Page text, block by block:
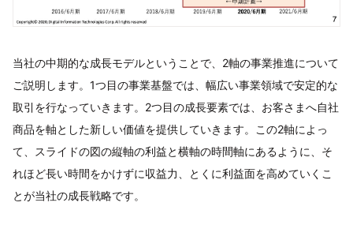
当社の中期的な成長モデルということで、2軸の事業推進について
ご説明します。1つ目の事業基盤では、幅広い事業領域で安定的な
取引を行なっていきます。2つ目の成長要素では、お客さまへ自社
商品を軸とした新しい価値を提供していきます。この2軸によっ
て、スライドの図の縦軸の利益と横軸の時間軸にあるように、そ
れほど長い時間をかけずに収益力、とくに利益面を高めていくこ
とが当社の成長戦略です。